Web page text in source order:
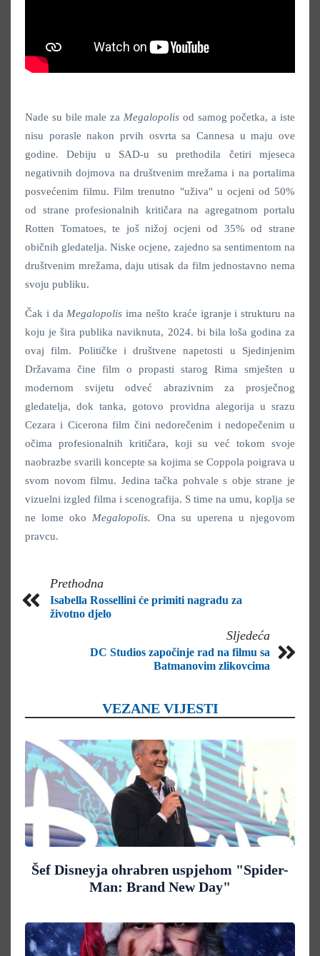
Nade su bile male za Megalopolis od samog početka, a iste
nisu porasle nakon prvih osvrta sa Cannesa u maju ove
godine. Debiju u SAD-u su prethodila četiri mjeseca
negativnih dojmova na društvenim mrežama i na portalima
posvećenim filmu. Film trenutno "uživa" u ocjeni od 50%
od strane profesionalnih kritičara na agregatnom portalu
Rotten Tomatoes, te još nižoj ocjeni od 35% od strane
običnih gledatelja. Niske ocjene, zajedno sa sentimentom na
društvenim mrežama, daju utisak da film jednostavno nema
svoju publiku.
Čak i daMegalopolisima nešto kraće igranje i strukturu na
koju je šira publika naviknuta, 2024. bi bila loša godina za
ovaj film. Političke i društvene napetosti u Sjedinjenim
Državama čine film o propasti starog Rima smješten u
modernom svijetu odveć abrazivnim za prosječnog
gledatelja, dok tanka, gotovo providna alegorija u srazu
Cezara i Cicerona film čini nedorečenim i nedopečenim u
očima profesionalnih kritičara, koji su već tokom svoje
naobrazbe svarili koncepte sa kojima se Coppola poigrava u
svom novom filmu. Jedina tačka pohvale s obje strane je
vizuelni izgled filma i scenografija. S time na umu, koplja se
ne lome okoMegalopolis. Ona su uperena u njegovom
pravcu.
Prethodna
Isabella Rossellini će primiti nagradu za
životno djelo
Sljedeća
DC Studios započinje rad na filmu sa
Batmanovim zlikovcima
VEZANE VIJESTI
Šef Disneyja ohrabren uspjehom "Spider-
Man: Brand New Day"